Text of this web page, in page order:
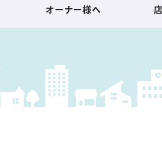
オーナー様へ